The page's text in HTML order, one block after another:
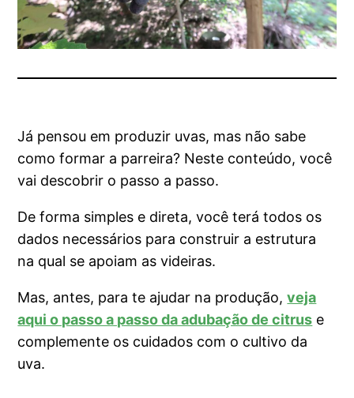
Já pensou em produzir uvas, mas não sabe
como formar a parreira? Neste conteúdo, você
vai descobrir o passo a passo.
De forma simples e direta, você terá todos os
dados necessários para construir a estrutura
na qual se apoiam as videiras.
Mas, antes, para te ajudar na produção,veja
aqui o passo a passo da adubação de citrus e
complemente os cuidados com o cultivo da
uva.